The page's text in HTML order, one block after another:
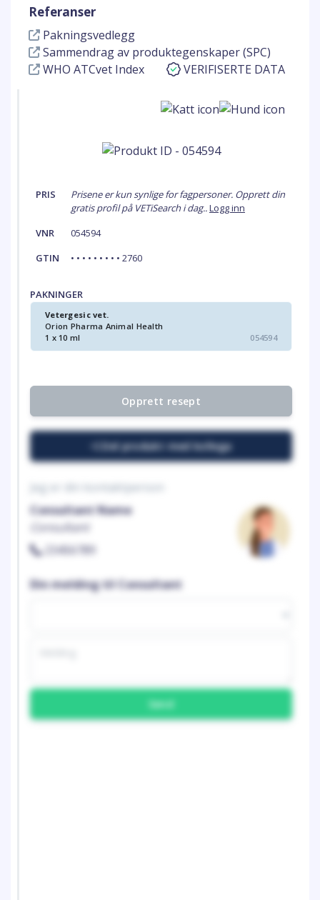
Referanser
Pakningsvedlegg
Sammendrag av produktegenskaper (SPC)
WHO ATCvet Index
VERIFISERTE DATA
PRIS
Prisene er kun synlige for fagpersoner. Opprett din
gratis profil på VETiSearch i dag..Logg inn
VNR
054594
GTIN
• • • • • • • • • 2760
PAKNINGER
Vetergesic vet.
Orion Pharma Animal Health
1 x 10 ml
054594
Opprett resept
Del produkt med kollega
Jeg er din kontaktperson
Consultant Name
Consultant
23456789
Din melding til Consultant
Send